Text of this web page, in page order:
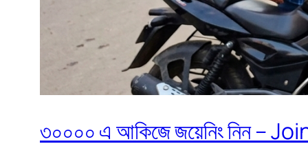
৩০০০০ এ আকিজে জয়েনিং নিন –